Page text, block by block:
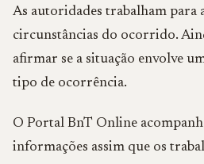
As autoridades trabalham para
circunstâncias do ocorrido.
afirmar se a situação envolve
tipo de ocorrência.
O Portal BnT Online
informações assim que os